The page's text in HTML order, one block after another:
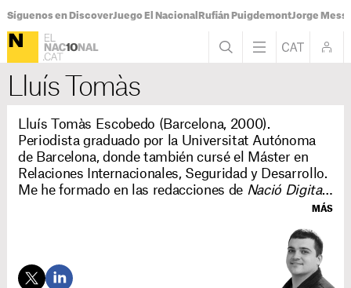
Síguenos en DiscoverJuego El Nacional Rufián PuigdemontJorge Messi
Lluís Tomàs
Lluís Tomàs Escobedo (Barcelona, 2000).
Periodista graduado por la Universitat Autónoma
de Barcelona, donde también cursé el Máster en
Relaciones Internacionales, Seguridad y Desarrollo.
Me he formado en las redacciones de Nació Digital,
la revista del Reial Club Nàutic de Barcelona y TV3,
elecciones de Estados Unidos. Actualmente, soy
ElNacional.cat
MÁS